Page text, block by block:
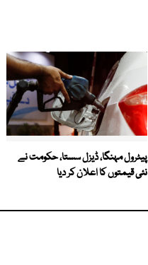
پیٹرول مہنگا، ڈیزل سستا، حکومت نے
نئی قیمتوں کا اعلان کر دیا